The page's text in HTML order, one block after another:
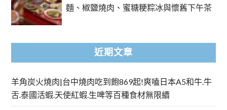
麵、椒鹽燒肉、蜜糖粳粽冰與懷舊下午茶
近期文章
羊角炭火燒肉|台中燒肉吃到飽869起!爽嗑日本A5和牛.牛
舌.泰國活蝦.天使紅蝦.生啤等百種食材無限續